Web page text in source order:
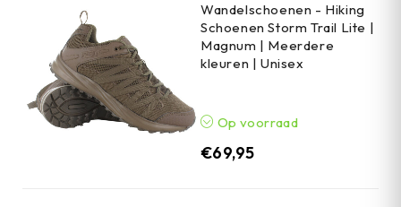
Wandelschoenen - Hiking
Schoenen Storm Trail Lite |
Magnum | Meerdere
kleuren | Unisex
Op voorraad
€69,95